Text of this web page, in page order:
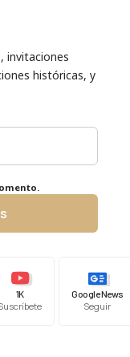
invitaciones
históricas, y
1K Google News
Seguir